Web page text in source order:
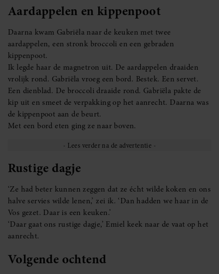
Aardappelen en kippenpoot
Daarna kwam Gabriëla naar de keuken met twee
aardappelen, een stronk broccoli en een gebraden
kippenpoot.
Ik legde haar de magnetron uit. De aardappelen draaiden
vrolijk rond. Gabriëla vroeg een bord. Bestek. Een servet.
Een dienblad. De broccoli draaide rond. Gabriëla pakte de
kip uit en smeet de verpakking op het aanrecht. Daarna was
de kippenpoot aan de beurt.
Met een bord eten ging ze naar boven.
Rustige dagje
‘Ze had beter kunnen zeggen dat ze écht wilde koken en ons
halve servies wilde lenen,’ zei ik. ‘Dan hadden we haar in de
Vos gezet. Daar is een keuken.’
‘Daar gaat ons rustige dagje,’ Emiel keek naar de vaat op het
aanrecht.
Volgende ochtend